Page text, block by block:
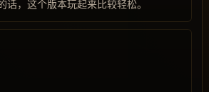
话，这个版本玩起来比较轻松。